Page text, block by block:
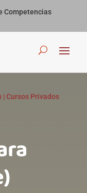
Competencias
|Cursos Privados